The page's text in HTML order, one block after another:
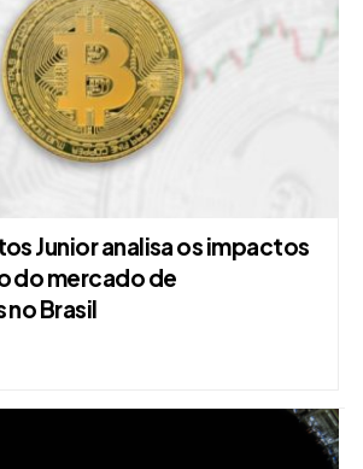
Junior analisa os impactos
do mercado de
Brasil